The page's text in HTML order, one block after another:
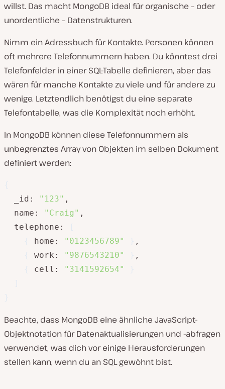
willst. Das macht MongoDB ideal für organische – oder
unordentliche – Datenstrukturen.
Nimm ein Adressbuch für Kontakte. Personen können
oft mehrere Telefonnummern haben. Du könntest drei
Telefonfelder in einer SQL-Tabelle definieren, aber das
wären für manche Kontakte zu viele und für andere zu
wenige. Letztendlich benötigst du eine separate
Telefontabelle, was die Komplexität noch erhöht.
In MongoDB können diese Telefonnummern als
unbegrenztes Array von Objekten im selben Dokument
definiert werden:
  _id:
"123" ,
  name:
"Craig" ,
  telephone:
home: "0123456789"
,
work: "9876543210"
,
cell: "3141592654"
Beachte, dass MongoDB eine ähnliche JavaScript-
Objektnotation für Datenaktualisierungen und -abfragen
verwendet, was dich vor einige Herausforderungen
stellen kann, wenn du an SQL gewöhnt bist.